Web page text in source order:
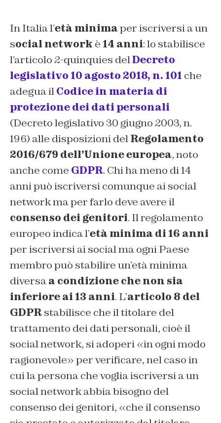
In Italia l’età minimaper iscriversi a un
social network è 14 anni: lo stabilisce
l’articolo 2-quinquies delDecreto
legislativo 10 agosto 2018, n. 101 che
adegua ilCodice in materia di
protezione dei dati personali
(Decreto legislativo 30 giugno 2003, n.
196) alle disposizioni delRegolamento
2016/679 dell’Unione europea, noto
anche come GDPR. Chi ha meno di 14
anni può iscriversi comunque ai social
network ma per farlo deve avere il
consenso dei genitori. Il regolamento
europeo indica l’età minima di 16 anni
per iscriversi ai social ma ogni Paese
membro può stabilire un’età minima
diversaa condizione che non sia
inferiore ai 13 anni. L’articolo 8 del
GDPRstabilisce che il titolare del
trattamento dei dati personali, cioè il
social network, si adoperi «in ogni modo
ragionevole» per verificare, nel caso in
cui la persona che voglia iscriversi a un
social network abbia bisogno del
consenso dei genitori, «che il consenso